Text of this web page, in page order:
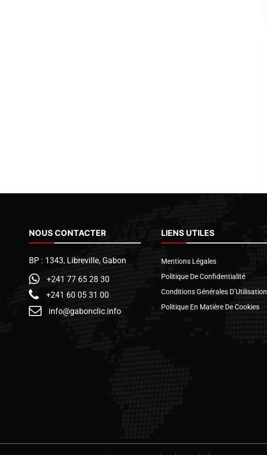
NOUS CONTACTER
BP : 1343, Libreville, Gabon
+241 77 65 28 30
+241 60 05 31 00
info@gabonclic.info
LIENS UTILES
Mentions Légales
Politique De Confidentialité
Conditions Générales D’Utilisation
Politique En Matière De Cookies